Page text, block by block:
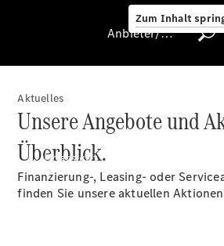
Zum Inhalt
Anbieter/Datenschutz
Übersicht
Anbieter/Datenschutz
Aktuelles
Unsere Angebote und
Überblick.
Finanzierung-, Leasing- oder
finden Sie unsere aktuellen